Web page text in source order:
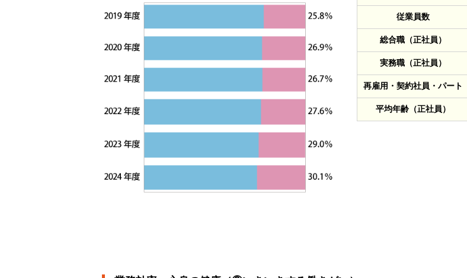
従業員数
総合職（正社員）
実務職（正社員）
再雇用・契約社員・パート
平均年齢（正社員）